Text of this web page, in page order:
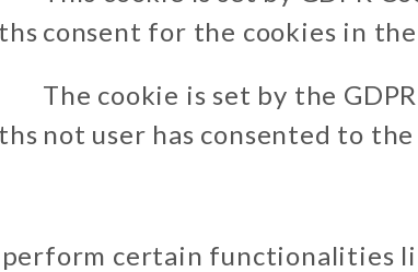
consent for the cookies in
The cookie is set by the
not user has consented to
certain functionalities